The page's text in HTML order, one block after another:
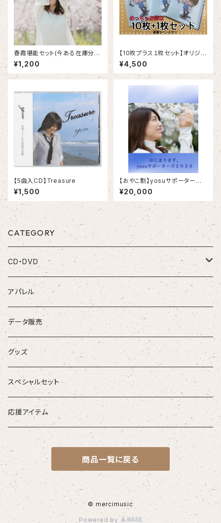
春霞堪能セット(今ある在庫分ま
で)
¥1,200
【10枚プラス１枚セット】オリジナ
ルマスクケース
¥4,500
【5曲入CD】Treasure
¥1,500
【おやこ割】yosuサポーターズ2
026年会費(2026.4.1〜2027.
3.31)
¥20,000
CATEGORY
CD・DVD
CD
DVD
お得なセット
音源がダウンロードできるアイテム
アパレル
データ販売
グッズ
スペシャルセット
応援アイテム
商品一覧に戻る
© mercimusic
Powered by